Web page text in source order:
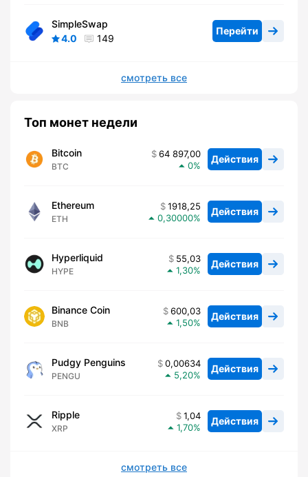
SimpleSwap
4.0
149
Перейти
смотреть все
Топ монет недели
Bitcoin
BTC
64 897,00
0
Действия
Ethereum
ETH
1918,25
0,30000
Действия
Hyperliquid
HYPE
55,03
1,30
Действия
Binance Coin
BNB
600,03
1,50
Действия
Pudgy Penguins
PENGU
0,00634
5,20
Действия
Ripple
XRP
1,04
1,70
Действия
смотреть все